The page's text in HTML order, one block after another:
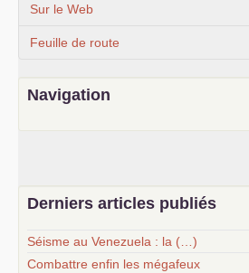
Sur le Web
Feuille de route
Navigation
Derniers articles publiés
Séisme au Venezuela : la (…)
Combattre enfin les mégafeux